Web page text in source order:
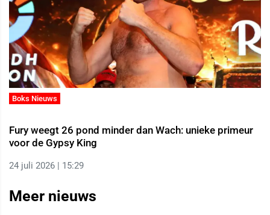
Boks Nieuws
Fury weegt 26 pond minder dan Wach: unieke primeur
voor de Gypsy King
24 juli 2026 | 15:29
Meer nieuws